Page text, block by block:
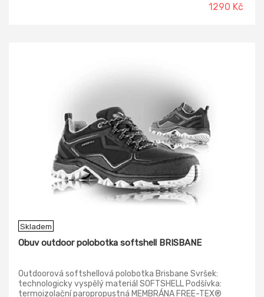
1290 Kč
Skladem
Obuv outdoor polobotka softshell BRISBANE
Outdoorová softshellová polobotka Brisbane Svršek:
technologicky vyspělý materiál SOFTSHELL Podšívka:
termoizolační paropropustná MEMBRÁNA FREE-TEX®